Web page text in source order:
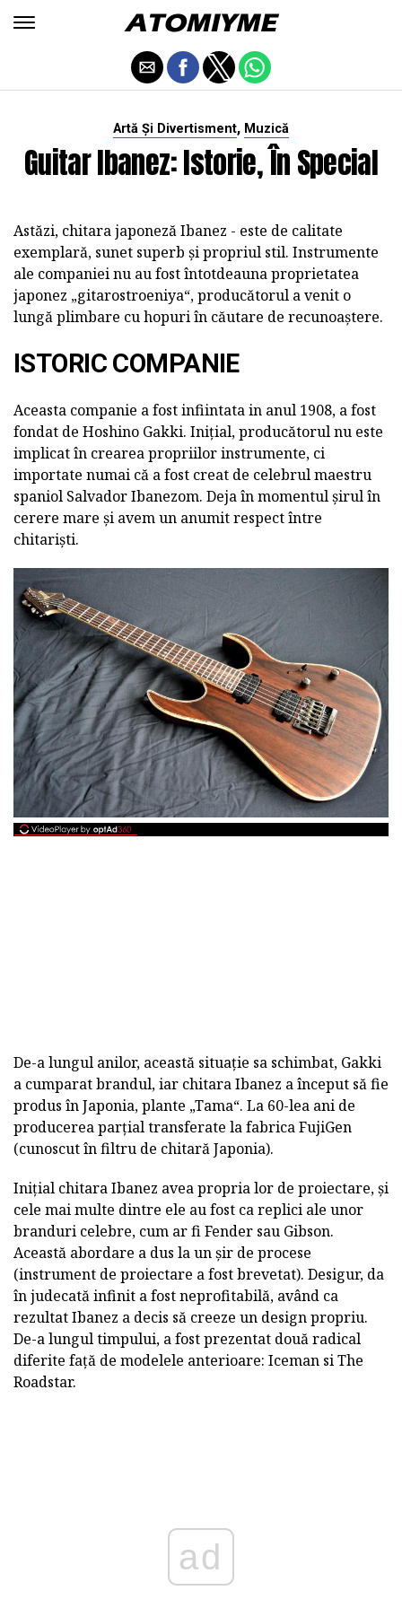
Artă Și Divertisment, Muzică
Guitar Ibanez: Istorie, În Special
Astăzi, chitara japoneză Ibanez - este de calitate
exemplară, sunet superb și propriul stil. Instrumente
ale companiei nu au fost întotdeauna proprietatea
japonez „gitarostroeniya“, producătorul a venit o
lungă plimbare cu hopuri în căutare de recunoaștere.
ISTORIC COMPANIE
Aceasta companie a fost infiintata in anul 1908, a fost
fondat de Hoshino Gakki. Inițial, producătorul nu este
implicat în crearea propriilor instrumente, ci
importate numai că a fost creat de celebrul maestru
spaniol Salvador Ibanezom. Deja în momentul șirul în
cerere mare și avem un anumit respect între
chitariști.
De-a lungul anilor, această situație sa schimbat, Gakki
a cumparat brandul, iar chitara Ibanez a început să fie
produs în Japonia, plante „Tama“. La 60-lea ani de
producerea parțial transferate la fabrica FujiGen
(cunoscut în filtru de chitară Japonia).
Inițial chitara Ibanez avea propria lor de proiectare, și
cele mai multe dintre ele au fost ca replici ale unor
branduri celebre, cum ar fi Fender sau Gibson.
Această abordare a dus la un șir de procese
(instrument de proiectare a fost brevetat). Desigur, da
în judecată infinit a fost neprofitabilă, având ca
rezultat Ibanez a decis să creeze un design propriu.
De-a lungul timpului, a fost prezentat două radical
diferite față de modelele anterioare: Iceman si The
Roadstar.
ad